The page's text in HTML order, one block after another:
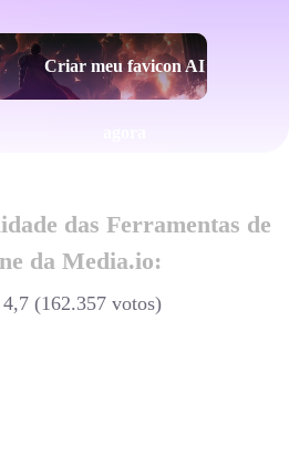
Criar meu favicon AI
das Ferramentas de
da Media.io:
4,7 (162.357 votos)